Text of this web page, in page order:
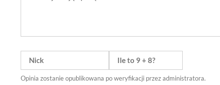
Opinia zostanie opublikowana po weryfikacji przez administratora.